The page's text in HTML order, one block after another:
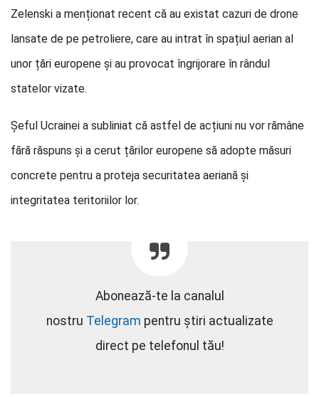
Zelenski a menționat recent că au existat cazuri de drone
lansate de pe petroliere, care au intrat în spațiul aerian al
unor țări europene și au provocat îngrijorare în rândul
statelor vizate.
Șeful Ucrainei a subliniat că astfel de acțiuni nu vor rămâne
fără răspuns și a cerut țărilor europene să adopte măsuri
concrete pentru a proteja securitatea aeriană și
integritatea teritoriilor lor.
Abonează-te la canalul
nostru Telegram pentru știri actualizate
direct pe telefonul tău!